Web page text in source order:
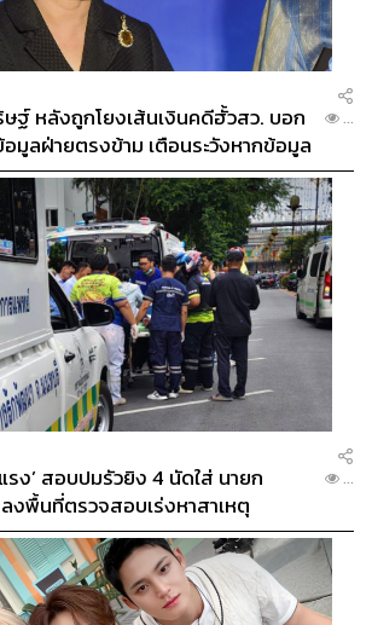
ฐ์ หลังถูกโยงเส้นเงินคดีฮั้วสว. บอก
มูลฝ่ายตรงข้าม เตือนระวังหากข้อมูล
...
รง’ สอบปมรัวยิง 4 นัดใส่ นายก
งพื้นที่ตรวจสอบเร่งหาสาเหตุ
...